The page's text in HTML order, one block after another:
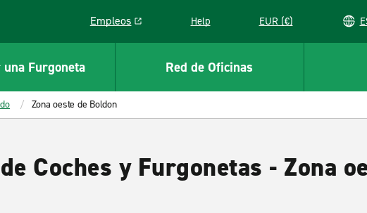
Empleos
Link opens in a new window
Help EUR (€)
Furgoneta Red de Oficinas
Zona oeste de Boldon
Coches y Furgonetas - Zona